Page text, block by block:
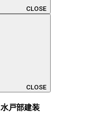
CLOSE
CLOSE
戸部建装